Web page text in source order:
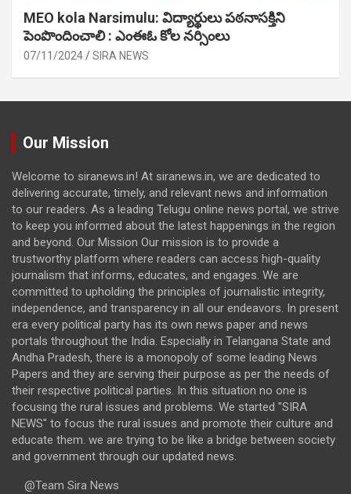
MEO kola Narsimulu: విద్యార్థులు పఠ‌నాసక్తిని
పెంపొందించాలి : ఎంఈఓ కోల నర్సింలు
07/11/2024 SIRA NEWS
Our Mission
Welcome to siranews.in! At siranews.in, we are dedicated to
delivering accurate, timely, and relevant news and information
to our readers. As a leading Telugu online news portal, we strive
to keep you informed about the latest happenings in the region
and beyond. Our Mission Our mission is to provide a
trustworthy platform where readers can access high-quality
journalism that informs, educates, and engages. We are
committed to upholding the principles of journalistic integrity,
independence, and transparency in all our endeavors. In present
era every political party has its own news paper and news
portals throughout the India. Especially in Telangana State and
Andha Pradesh, there is a monopoly of some leading News
Papers and they are serving their purpose as per the needs of
their respective political parties. In this situation no one is
focusing the rural issues and problems. We started "SIRA
NEWS" to focus the rural issues and promote their culture and
educate them. we are trying to be like a bridge between society
and government through our updated news.
@Team Sira News